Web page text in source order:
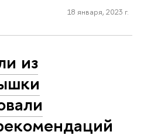
18 января, 2023 г.
из